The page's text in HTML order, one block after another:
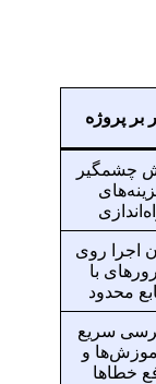
بر پروژه
چشمگیر
اجرا روی
با
محدود
سریع
و
خطاها